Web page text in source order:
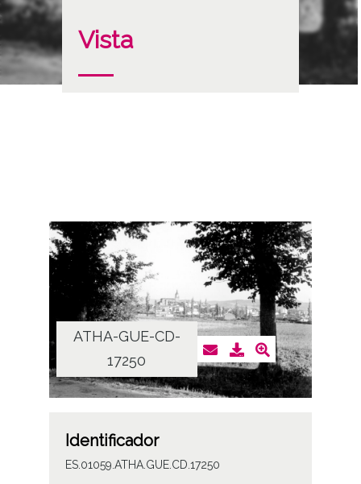
Vista
ATHA-GUE-CD-
17250
Identificador
ES.01059.ATHA.GUE.CD.17250